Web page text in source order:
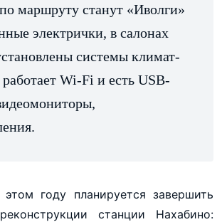
маршруту станут «Иволги»
электрички, в салонах
системы климат-
Wi-Fi и есть USB-
году планируется завершить
станции Нахабино: